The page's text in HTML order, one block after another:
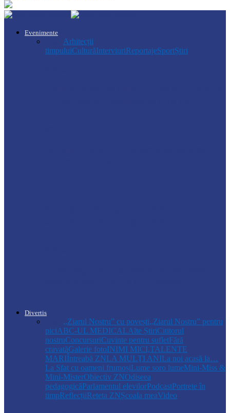
Evenimente
Arhitecții
timpuluiCulturăInterviuriReportajeSportȘtiri
Divertis
,,Ziarul Nostru” cu povești„Ziarul Nostru” pentru
piciABC-UL MEDICALAlte ȘtiriCititorul
nostruConcursuriCuvinte pentru sufletFără
cravatăGalerie fotoINIMI MICI,TALENTE
MARIÎntreabă ZNLA MULŢI ANILa noi acasă la…
La Sfat cu oameni frumoșiLume soro lumeMini-Miss &
Mini-MisterObiectiv ZNOdiseea
pedagogicăParlamentul elevilorPodcastPortrete în
timpReflecțiiReteta ZNȘcoala meaVideo